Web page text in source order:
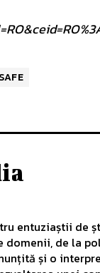
entuziaștii
domenii, de la
și o